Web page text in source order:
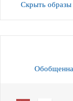
Скрыть образы